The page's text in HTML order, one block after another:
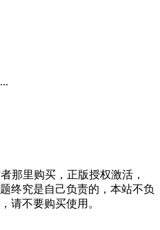
那里购买，正版授权激活，
终究是自己负责的，本站不负
请不要购买使用。